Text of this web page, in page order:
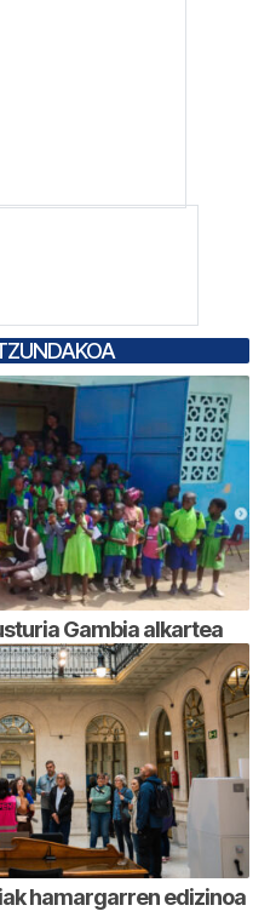
Gambia alkartea
hamargarren edizinoa